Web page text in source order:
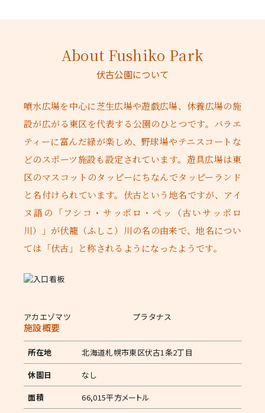
About Fushiko Park
伏古公園について
噴水広場を中心に芝生広場や遊戯広場、休養広場の施
設が広がる東区を代表する公園のひとつです。バラエ
ティーに富んだ緑が楽しめ、野球場やテニスコートな
どのスポーツ施設も設定されています。遊具広場は東
区のマスコットのタッピーにちなんでタッピーランド
と名付けられています。伏古という地名ですが、アイ
ヌ語の「フシコ・サッポロ・ぺッ（古いサッポロ
川）」が伏籠（ふしこ）川の名の由来で、地名につい
ては「伏古」と称されるようになったようです。
アカエゾマツ プラタナス
施設概要
所在地
北海道札幌市東区伏古1条2丁目
休園日
なし
面積
66,015平方メートル